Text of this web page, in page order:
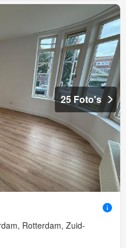
25 Foto's
Rotterdam, Zuid-